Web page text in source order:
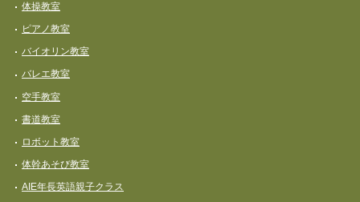
体操教室
ピアノ教室
バイオリン教室
バレエ教室
空手教室
書道教室
ロボット教室
体幹あそび教室
AIE年長英語親子クラス